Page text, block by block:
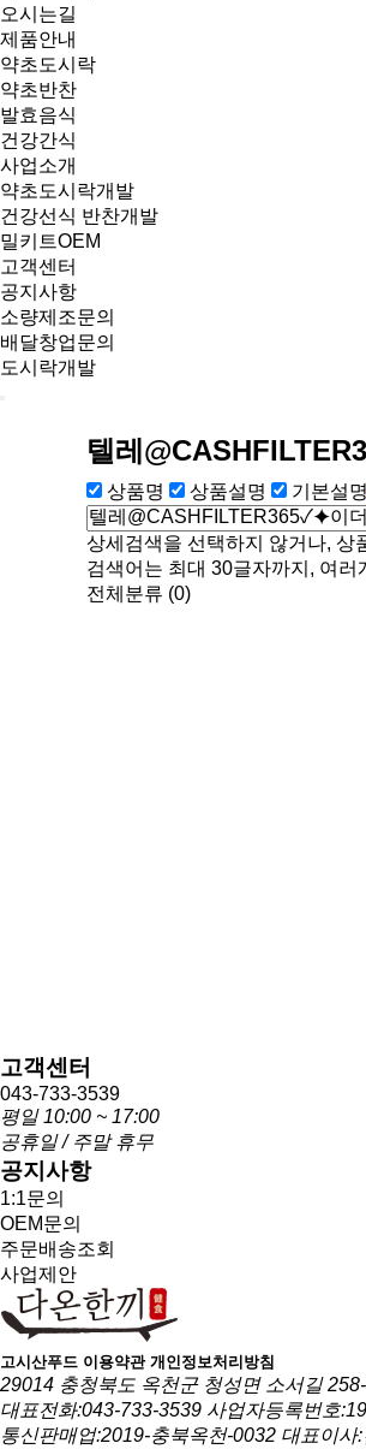
오시는길
제품안내
약초도시락
약초반찬
발효음식
건강간식
사업소개
약초도시락개발
건강선식 반찬개발
밀키트OEM
고객센터
공지사항
소량제조문의
배달창업문의
도시락개발
텔레
상품명 상품설명 기본설명
상세검색을 선택하지 않거나, 상
검색어는 최대 30글자까지, 여
전체분류 (0)
고객센터
043-733-3539
평일 10:00 ~ 17:00
공휴일 / 주말 휴무
공지사항
1:1문의
OEM문의
주문배송조회
사업제안
고시산푸드 이용약관 개인정보처리방침
29014 충청북도 옥천군 청성면 소서길
대표전화:043-733-3539 사업자등록번호
통신판매업:2019-충북옥천-0032 대표이사